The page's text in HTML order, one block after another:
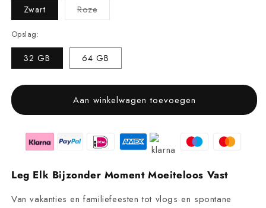
Zwart RozeVariant
uitverkocht
Opslag:
32 GB 64 GB
Aan winkelwagen toevoegen
Leg Elk Bijzonder Moment Moeiteloos Vast
Van vakanties en familiefeesten tot vlogs en spontane